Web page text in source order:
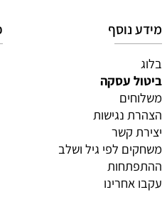
מידע נוסף
בלוג
ביטול עסקה
משלוחים
הצהרת נגישות
יצירת קשר